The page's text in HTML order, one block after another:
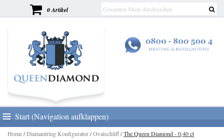
0 Artikel
Start (Navigation aufklappen)
Home/Diamantring Konfigurator/Ovalschliff/The Queen Diamond - 0,40 ct